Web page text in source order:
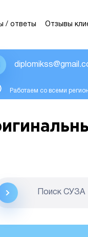
/ ответы Отзывы
Работаем со всеми
Поиск CУЗА